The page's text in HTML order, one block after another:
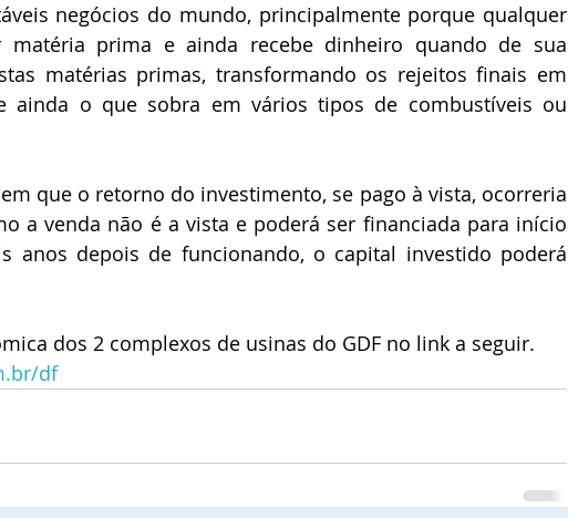
negócios do mundo, principalmente porque qualquer
matéria prima e ainda recebe dinheiro quando de sua
matérias primas, transformando os rejeitos finais em
ainda o que sobra em vários tipos de combustíveis ou
que o retorno do investimento, se pago à vista, ocorreria
a venda não é a vista e poderá ser financiada para início
anos depois de funcionando, o capital investido poderá
dos 2 complexos de usinas do GDF no link a seguir.
df